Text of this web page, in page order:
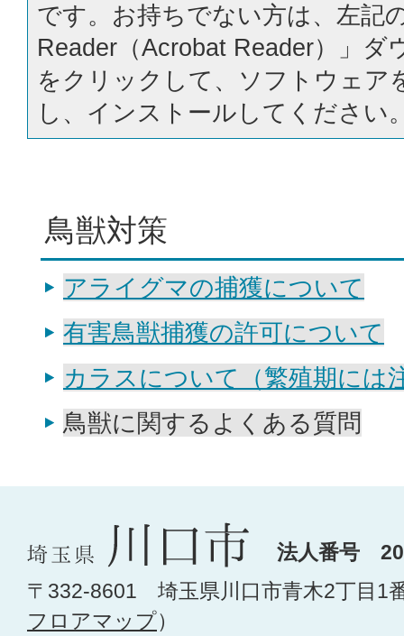
です。お持ちでない方は、左記
Reader（Acrobat Reader）」ダ
をクリックして、ソフトウェア
し、インストールしてください
鳥獣対策
アライグマの捕獲について
有害鳥獣捕獲の許可について
カラスについて（繁殖期には
鳥獣に関するよくある質問
法人番号
〒332-8601 埼玉県川口市青木2丁目1
フロアマップ）